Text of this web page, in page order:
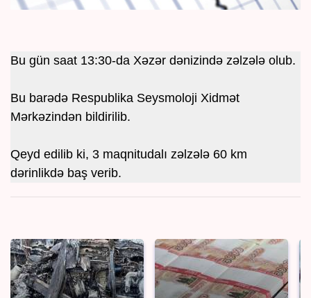
Bu gün saat 13:30-da Xəzər dənizində zəlzələ olub.
Bu barədə Respublika Seysmoloji Xidmət
Mərkəzindən bildirilib.
Qeyd edilib ki, 3 maqnitudalı zəlzələ 60 km
dərinlikdə baş verib.